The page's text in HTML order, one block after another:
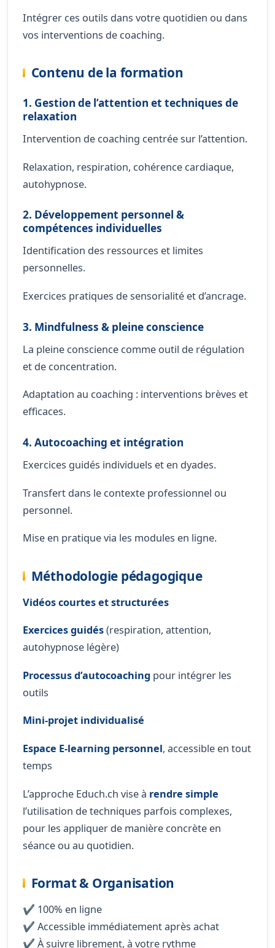
Intégrer ces outils dans votre quotidien ou dans
vos interventions de coaching.
Contenu de la formation
1. Gestion de l’attention et techniques de
relaxation
Intervention de coaching centrée sur l’attention.
Relaxation, respiration, cohérence cardiaque,
autohypnose.
2. Développement personnel &
compétences individuelles
Identification des ressources et limites
personnelles.
Exercices pratiques de sensorialité et d’ancrage.
3. Mindfulness & pleine conscience
La pleine conscience comme outil de régulation
et de concentration.
Adaptation au coaching : interventions brèves et
efficaces.
4. Autocoaching et intégration
Exercices guidés individuels et en dyades.
Transfert dans le contexte professionnel ou
personnel.
Mise en pratique via les modules en ligne.
Méthodologie pédagogique
Vidéos courtes et structurées
Exercices guidés(respiration, attention,
autohypnose légère)
Processus d’autocoaching pour intégrer les
outils
Mini-projet individualisé
Espace E-learning personnel, accessible en tout
temps
L’approche Educh.ch vise à rendre simple
l’utilisation de techniques parfois complexes,
pour les appliquer de manière concrète en
séance ou au quotidien.
Format & Organisation
✔️ 100% en ligne
✔️ Accessible immédiatement après achat
✔️ À suivre librement, à votre rythme